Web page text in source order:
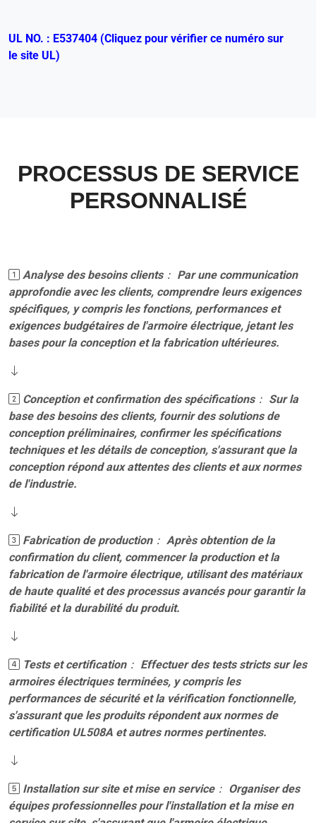
UL NO. : E537404 (Cliquez pour vérifier ce numéro sur
le site UL)
PROCESSUS DE SERVICE
PERSONNALISÉ
Analyse des besoins clients： Par une communication
approfondie avec les clients, comprendre leurs exigences
spécifiques, y compris les fonctions, performances et
exigences budgétaires de l'armoire électrique, jetant les
bases pour la conception et la fabrication ultérieures.
Conception et confirmation des spécifications： Sur la
base des besoins des clients, fournir des solutions de
conception préliminaires, confirmer les spécifications
techniques et les détails de conception, s'assurant que la
conception répond aux attentes des clients et aux normes
de l'industrie.
Fabrication de production： Après obtention de la
confirmation du client, commencer la production et la
fabrication de l'armoire électrique, utilisant des matériaux
de haute qualité et des processus avancés pour garantir la
fiabilité et la durabilité du produit.
Tests et certification： Effectuer des tests stricts sur les
armoires électriques terminées, y compris les
performances de sécurité et la vérification fonctionnelle,
s'assurant que les produits répondent aux normes de
certification UL508A et autres normes pertinentes.
Installation sur site et mise en service： Organiser des
équipes professionnelles pour l'installation et la mise en